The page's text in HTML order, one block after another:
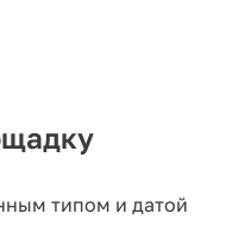
типом и датой